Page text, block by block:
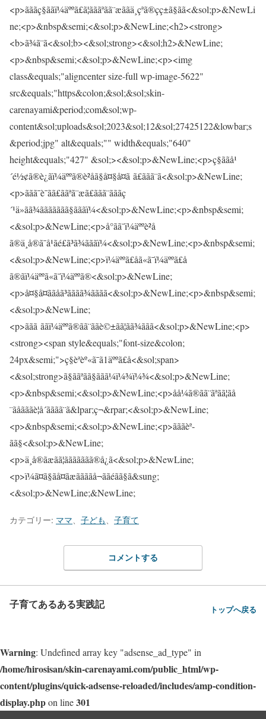
カテゴリー: ママ 子ども 子育て
コメントする
子育てあるある実践記 トップへ戻る
Warning: Undefined array key "adsense_ad_type" in
/home/hirosisan/skin-carenayami.com/public_html/wp-
content/plugins/quick-adsense-reloaded/includes/amp-condition-
display.phpon line301